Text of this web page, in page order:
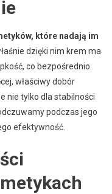
które nadają im
dzięki nim krem ma
co bezpośrednio
właściwy dobór
nie tylko dla stabilności
podczas jego
efektywność.